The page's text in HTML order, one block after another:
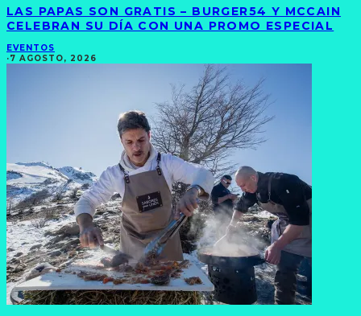
LAS PAPAS SON GRATIS – BURGER54 Y MCCAIN
CELEBRAN SU DÍA CON UNA PROMO ESPECIAL
EVENTOS
·7 AGOSTO, 2026